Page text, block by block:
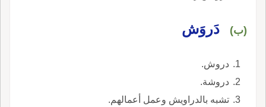
(ب) دَروَش
دروش.
دروشة.
تشبه بالدراويش وعمل أعمالهم.